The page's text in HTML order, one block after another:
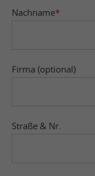
Nachname*
Firma (optional)
Straße & Nr.